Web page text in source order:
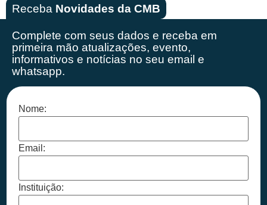
Receba Novidades da CMB
Complete com seus dados e receba em
primeira mão atualizações, evento,
informativos e notícias no seu email e
whatsapp.
Nome:
Email:
Instituição: